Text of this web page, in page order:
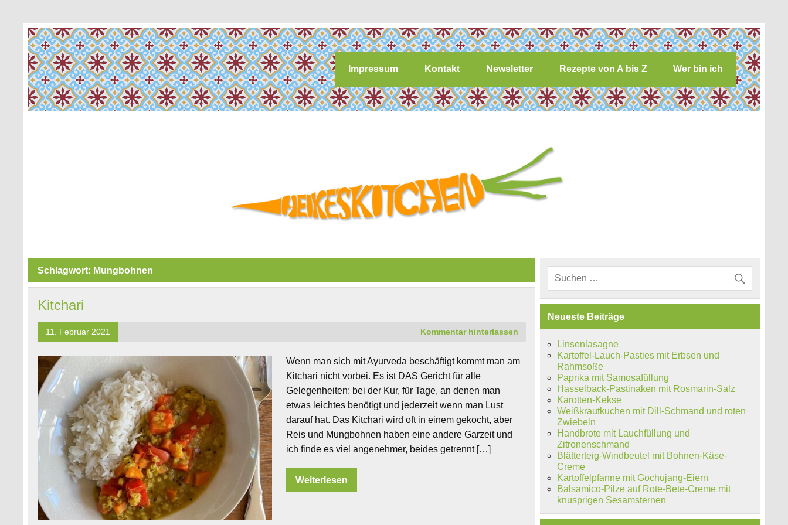
Impressum Kontakt Newsletter Rezepte von A bis Z Wer bin ich
Schlagwort: Mungbohnen
Kitchari
11. Februar 2021 Kommentar hinterlassen
Wenn man sich mit Ayurveda beschäftigt kommt man am
Kitchari nicht vorbei. Es ist DAS Gericht für alle
Gelegenheiten: bei der Kur, für Tage, an denen man
etwas leichtes benötigt und jederzeit wenn man Lust
darauf hat. Das Kitchari wird oft in einem gekocht, aber
Reis und Mungbohnen haben eine andere Garzeit und
ich finde es viel angenehmer, beides getrennt […]
Weiterlesen
Neueste Beiträge
Linsenlasagne
Kartoffel-Lauch-Pasties mit Erbsen und
Rahmsoße
Paprika mit Samosafüllung
Hasselback-Pastinaken mit Rosmarin-Salz
Karotten-Kekse
Weißkrautkuchen mit Dill-Schmand und roten
Zwiebeln
Handbrote mit Lauchfüllung und
Zitronenschmand
Blätterteig-Windbeutel mit Bohnen-Käse-
Creme
Kartoffelpfanne mit Gochujang-Eiern
Balsamico-Pilze auf Rote-Bete-Creme mit
knusprigen Sesamsternen